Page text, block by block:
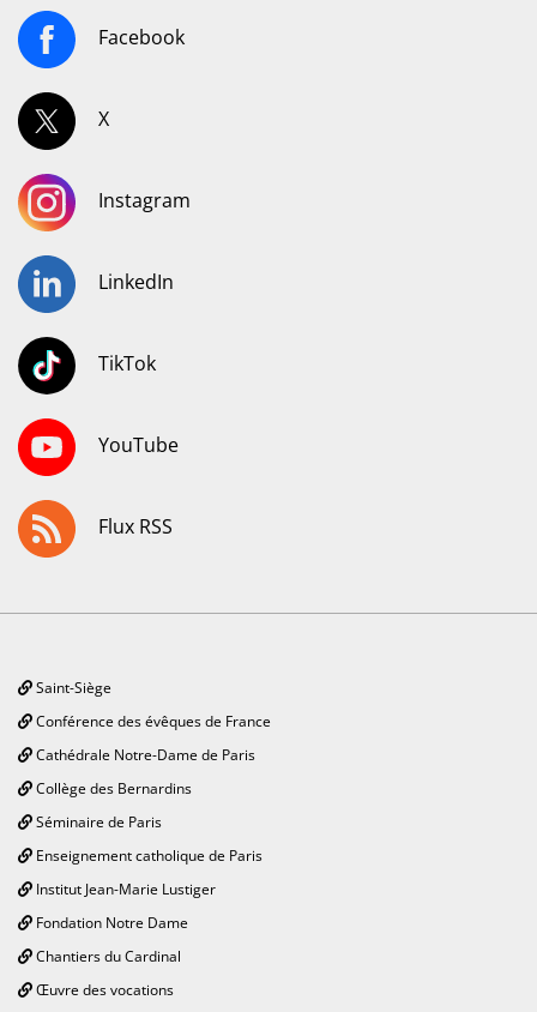
Facebook
X
Instagram
LinkedIn
TikTok
YouTube
Flux RSS
Saint-Siège
Conférence des évêques de France
Cathédrale Notre-Dame de Paris
Collège des Bernardins
Séminaire de Paris
Enseignement catholique de Paris
Institut Jean-Marie Lustiger
Fondation Notre Dame
Chantiers du Cardinal
Œuvre des vocations